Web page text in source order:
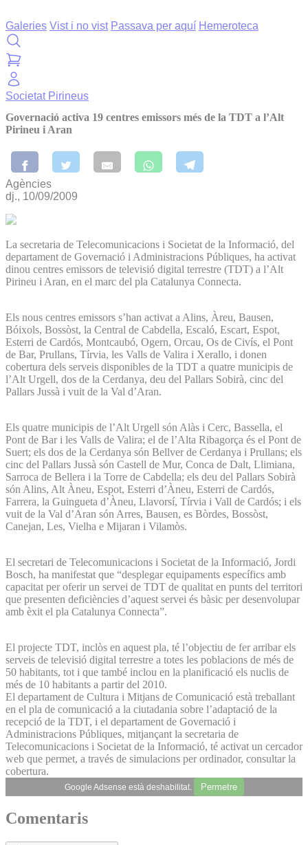
Galeries Vist i no vist Passava per aquí Hemeroteca
Societat Pirineus
Governació activa 19 centres emissors més de la TDT a l’Alt
Pirineu i Aran
Agències
dj., 10/09/2009
La secretaria de Telecomunicacions i Societat de la Informació, del
departament de Governació i Administracions Públiques, ha activat
dinou centres emissors de televisió digital terrestre (TDT) a l’Alt
Pirineu i Aran, en el marc del pla Catalunya Connecta.
Els nous centres emissors s’han activat a Alins, Àreu, Bausen,
Bóixols, Bossòst, la Central de Cabdella, Escaló, Escart, Espot,
Esterri de Cardós, Montcaubó, Ogern, Orcau, Os de Civís, el Pont
de Bar, Prullans, Tírvia, les Valls de Valira i Xerallo, i donen
cobertura dels serveis disponibles de la TDT a quatre municipis de
l’Alt Urgell, dos de la Cerdanya, deu del Pallars Sobirà, cinc del
Pallars Jussà i vuit de la Val d’Aran.
Els quatre municipis de l’Alt Urgell són Alàs i Cerc, Bassella, el
Pont de Bar i les Valls de Valira; el de l’Alta Ribagorça és el Pont de
Suert; els dos de la Cerdanya són Bellver de Cerdanya i Prullans; els
cinc del Pallars Jussà són Castell de Mur, Conca de Dalt, Llimiana,
Sarroca de Bellera i la Torre de Cabdella; els deu del Pallars Sobirà
són Alins, Alt Àneu, Espot, Esterri d’Àneu, Esterri de Cardós,
Farrera, la Guingueta d’Àneu, Llavorsí, Tírvia i Vall de Cardós; i els
vuit de la Val d’Aran són Arres, Bausen, es Bòrdes, Bossòst,
Canejan, Les, Vielha e Mijaran i Vilamòs.
El secretari de Telecomunicacions i Societat de la Informació, Jordi
Bosch, ha manifestat que “desplegar equipaments específics amb
capacitat per oferir un servei de TDT de qualitat en punts del territori
que presenten deficiències d’aquest servei és bàsic per desenvolupar
amb èxit el pla Catalunya Connecta”.
El projecte TDT, inclòs en aquest pla, té l’objectiu de fer arribar els
serveis de televisió digital terrestre a totes les poblacions de més de
50 habitants, tot i que també inclou en la planificació els nuclis de
més de 10 habitants a partir del 2010.
El departament de Cultura i Mitjans de Comunicació està treballant
en el pla de comunicació a la ciutadania sobre l’adaptació de la
recepció de la TDT, i el departament de Governació i
Administracions Públiques, mitjançant la secretaria de
Telecomunicacions i Societat de la Informació, té activat un cercador
web que permet, a través de simulacions per ordinador, consultar la
cobertura.
Google Adsense està deshabilitat. Permetre
Comentaris